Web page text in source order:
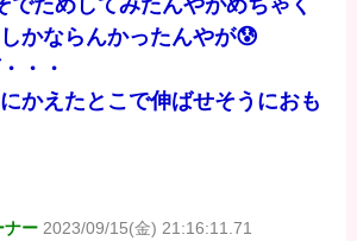
でためしてみたんやがめちゃく
かならんかったんやが😰
・・
かえたとこで伸ばせそうにおも
ナー 2023/09/15(金) 21:16:11.71